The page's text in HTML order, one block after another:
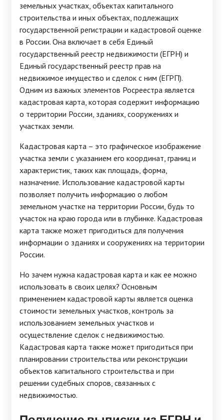
земельных участках, объектах капитального
строительства и иных объектах, подлежащих
государственной регистрации и кадастровой оценке
в России. Она включает в себя Единый
государственный реестр недвижимости (ЕГРН) и
Единый государственный реестр прав на
недвижимое имущество и сделок с ним (ЕГРП).
Одним из важных элементов Росреестра является
кадастровая карта, которая содержит информацию
о территории России, зданиях, сооружениях и
участках земли.
Кадастровая карта – это графическое изображение
участка земли с указанием его координат, границ и
характеристик, таких как площадь, форма,
назначение. Использование кадастровой карты
позволяет получить информацию о любом
земельном участке на территории России, будь то
участок на краю города или в глубинке. Кадастровая
карта также может пригодиться для получения
информации о зданиях и сооружениях на территории
России.
Но зачем нужна кадастровая карта и как ее можно
использовать в своих целях? Основным
применением кадастровой карты является оценка
стоимости земельных участков, контроль за
использованием земельных участков и
осуществление сделок с недвижимостью.
Кадастровая карта также может пригодиться при
планировании строительства или реконструкции
объектов капитального строительства и при
решении судебных споров, связанных с
недвижимостью.